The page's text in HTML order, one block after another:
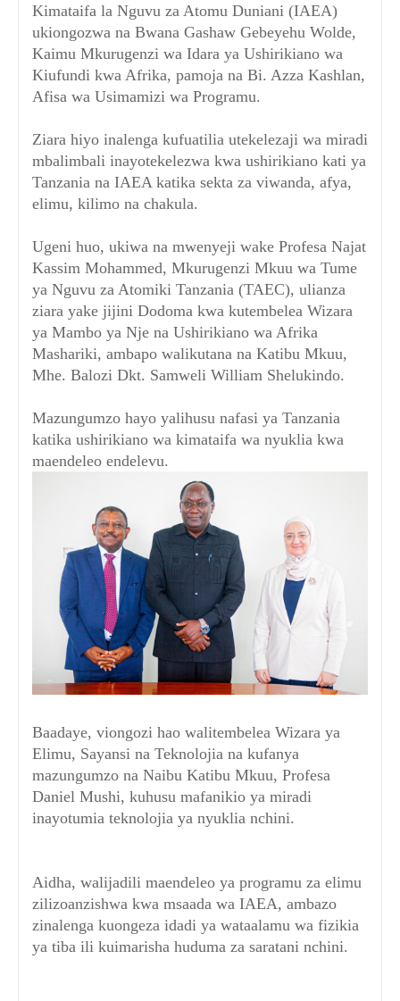
Kimataifa la Nguvu za Atomu Duniani (IAEA)
ukiongozwa na Bwana Gashaw Gebeyehu Wolde,
Kaimu Mkurugenzi wa Idara ya Ushirikiano wa
Kiufundi kwa Afrika, pamoja na Bi. Azza Kashlan,
Afisa wa Usimamizi wa Programu.
Ziara hiyo inalenga kufuatilia utekelezaji wa miradi
mbalimbali inayotekelezwa kwa ushirikiano kati ya
Tanzania na IAEA katika sekta za viwanda, afya,
elimu, kilimo na chakula.
Ugeni huo, ukiwa na mwenyeji wake Profesa Najat
Kassim Mohammed, Mkurugenzi Mkuu wa Tume
ya Nguvu za Atomiki Tanzania (TAEC), ulianza
ziara yake jijini Dodoma kwa kutembelea Wizara
ya Mambo ya Nje na Ushirikiano wa Afrika
Mashariki, ambapo walikutana na Katibu Mkuu,
Mhe. Balozi Dkt. Samweli William Shelukindo.
Mazungumzo hayo yalihusu nafasi ya Tanzania
katika ushirikiano wa kimataifa wa nyuklia kwa
maendeleo endelevu.
Baadaye, viongozi hao walitembelea Wizara ya
Elimu, Sayansi na Teknolojia na kufanya
mazungumzo na Naibu Katibu Mkuu, Profesa
Daniel Mushi, kuhusu mafanikio ya miradi
inayotumia teknolojia ya nyuklia nchini.
Aidha, walijadili maendeleo ya programu za elimu
zilizoanzishwa kwa msaada wa IAEA, ambazo
zinalenga kuongeza idadi ya wataalamu wa fizikia
ya tiba ili kuimarisha huduma za saratani nchini.